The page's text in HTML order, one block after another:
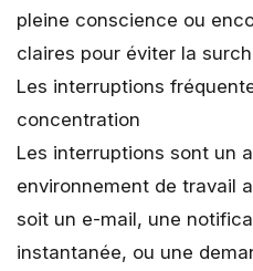
pleine conscience ou
claires pour éviter la
Les interruptions
concentration
Les interruptions sont un
environnement de travail
soit un e-mail, une
instantanée, ou une